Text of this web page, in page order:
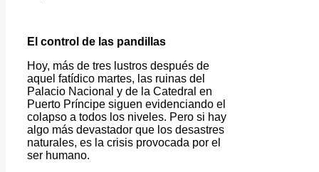
El control de las pandillas
Hoy, más de tres lustros después de
aquel fatídico martes, las ruinas del
Palacio Nacional y de la Catedral en
Puerto Príncipe siguen evidenciando el
colapso a todos los niveles. Pero si hay
algo más devastador que los desastres
naturales, es la crisis provocada por el
ser humano.